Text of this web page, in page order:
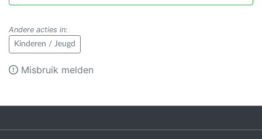
Andere acties in:
Kinderen / Jeugd
Misbruik melden